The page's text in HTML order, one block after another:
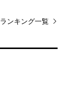
ランキング一覧